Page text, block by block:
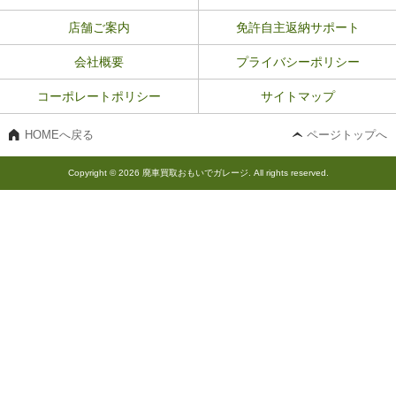
店舗ご案内 免許自主返納サポート
会社概要 プライバシーポリシー
コーポレートポリシー サイトマップ
HOMEへ戻る ページトップへ
Copyright © 2026 廃車買取おもいでガレージ. All rights reserved.